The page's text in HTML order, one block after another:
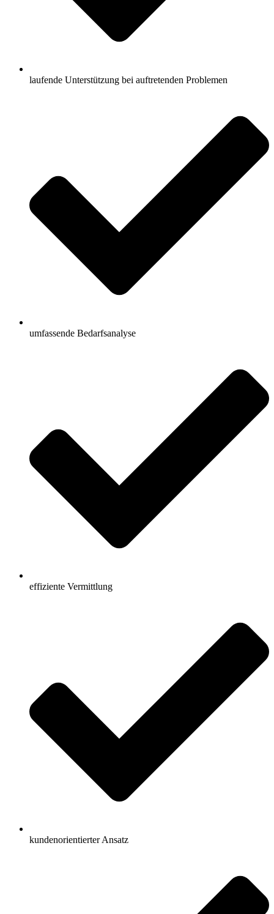
laufende Unterstützung bei auftretenden Problemen
umfassende Bedarfsanalyse
effiziente Vermittlung
kundenorientierter Ansatz